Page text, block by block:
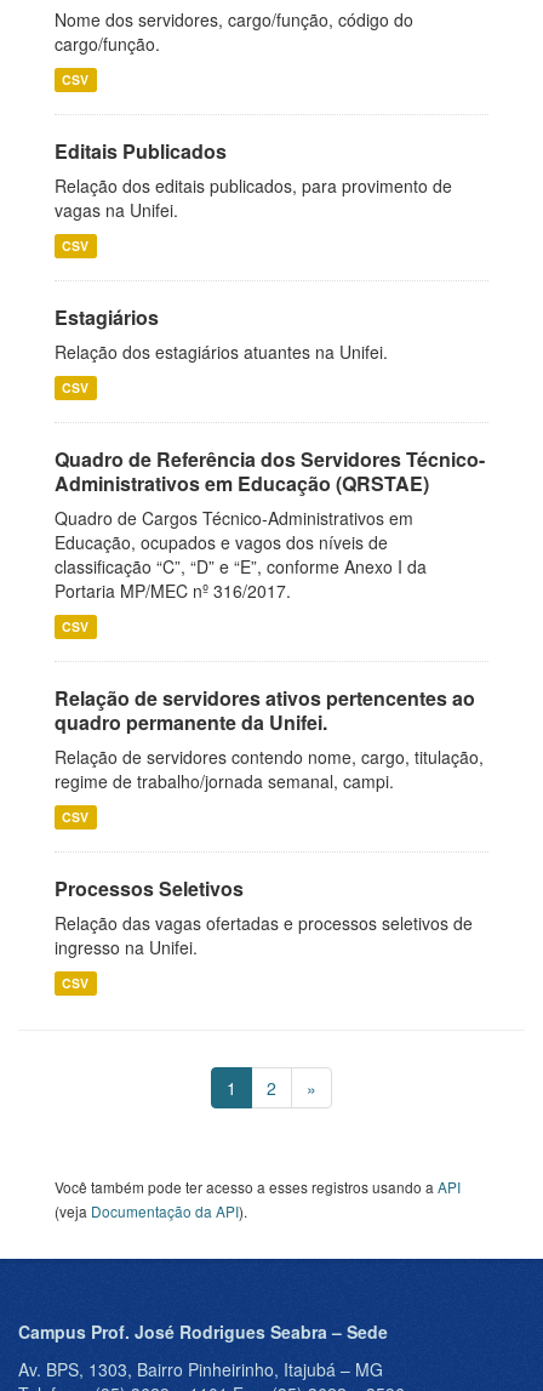
Nome dos servidores, cargo/função, código do
cargo/função.
CSV
Editais Publicados
Relação dos editais publicados, para provimento de
vagas na Unifei.
CSV
Estagiários
Relação dos estagiários atuantes na Unifei.
CSV
Quadro de Referência dos Servidores Técnico-
Administrativos em Educação (QRSTAE)
Quadro de Cargos Técnico-Administrativos em
Educação, ocupados e vagos dos níveis de
classificação “C”, “D” e “E”, conforme Anexo I da
Portaria MP/MEC nº 316/2017.
CSV
Relação de servidores ativos pertencentes ao
quadro permanente da Unifei.
Relação de servidores contendo nome, cargo, titulação,
regime de trabalho/jornada semanal, campi.
CSV
Processos Seletivos
Relação das vagas ofertadas e processos seletivos de
ingresso na Unifei.
CSV
1 2 »
Você também pode ter acesso a esses registros usando a API
(veja Documentação da API).
Campus Prof. José Rodrigues Seabra – Sede
Av. BPS, 1303, Bairro Pinheirinho, Itajubá – MG